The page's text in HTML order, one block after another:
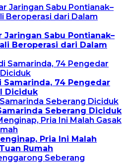
Jaringan Sabu Pontianak–
Beroperasi dari Dalam
Samarinda, 74 Pengedar
Diciduk
Seberang Diciduk
Pria Ini Malah
Rumah